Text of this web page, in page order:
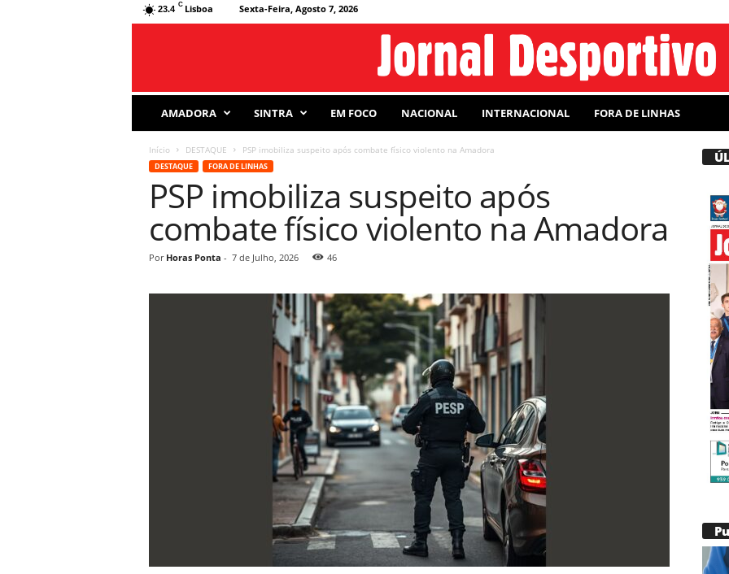
23.4 C Lisboa Sexta-Feira, Agosto 7, 2026
r
AMADORA SINTRA EM FOCO NACIONAL INTERNACIONAL FORA DE LINHAS
Início DESTAQUE PSP imobiliza suspeito após combate físico violento na Amadora
DESTAQUE FORA DE LINHAS
PSP imobiliza suspeito após
combate físico violento na Amadora
Por Horas Ponta - 7 de Julho, 2026 46